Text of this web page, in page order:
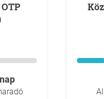
Közösségi és településfejlesztési